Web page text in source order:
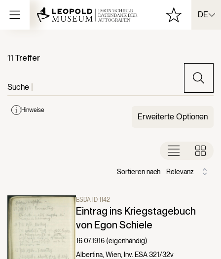
DE
11 Treffer
Suche
Hinweise
Erweiterte Optionen
Sortieren nach Relevanz
ESDA ID 1142
Eintrag ins Kriegstagebuch
von Egon Schiele
16.07.1916 (eigenhändig)
Albertina, Wien, Inv. ESA 321/32v